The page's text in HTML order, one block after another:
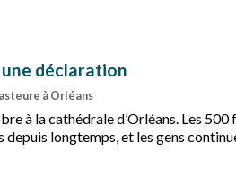
déclaration
à Orléans
à la cathédrale d’Orléans. Les
longtemps, et les gens
500e anniversaire de la Réforme !